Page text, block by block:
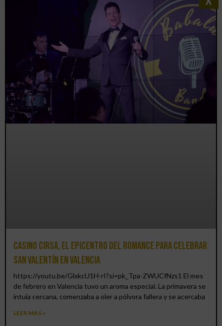
Casino CIRSA, el epicentro del romance para celebrar
San Valentín en Valencia
https://youtu.be/GlxkcU1H-rI?si=pk_Tpa-ZWUCfNzs1 El mes
de febrero en Valencia tuvo un aroma especial. La primavera se
intuía cercana, comenzaba a oler a pólvora fallera y se acercaba
LEER MÁS »